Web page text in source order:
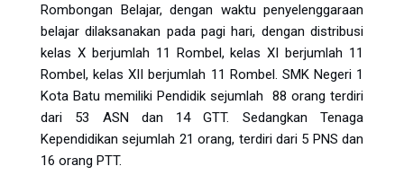
Rombongan Belajar, dengan waktu penyelenggaraan
belajar dilaksanakan pada pagi hari, dengan distribusi
kelas X berjumlah 11 Rombel, kelas XI berjumlah 11
Rombel, kelas XII berjumlah 11 Rombel. SMK Negeri 1
Kota Batu memiliki Pendidik sejumlah 88 orang terdiri
dari 53 ASN dan 14 GTT. Sedangkan Tenaga
Kependidikan sejumlah 21 orang, terdiri dari 5 PNS dan
16 orang PTT.